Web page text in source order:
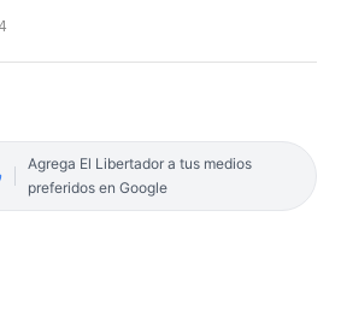
Agrega El Libertador a tus medios
preferidos en Google